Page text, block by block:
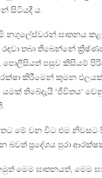
සිටියදී ය.
නගුලේස්වරන් ඝාතනය
තබා තිබෙන්නේ
පොලීසියත් පසුව කිසියම්
කිරීමෙන් කුමන
යමක් තිබේදැයි ‘ජීවිතය‘
මේ වන විට එම නිවසට
බවත් ප්‍රදේශය පුරා
මෙම ඝාතනයත්, මෙම